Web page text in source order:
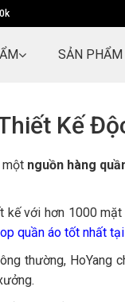
SẢN
Kế
một nguồn hàng
kế với hơn 1000
quần áo tốt nhất
thường, HoYang
ship